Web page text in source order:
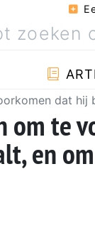
dat
om te
en